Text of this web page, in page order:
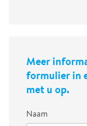
Meer
formulier in
met u op.
Naam